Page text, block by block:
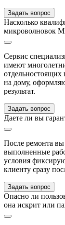
Задать вопрос
Насколько
микроволновок
Сервис
имеют
отдельностоящих
на дому,
результат.
Задать вопрос
Даете ли вы
После ремонта вы
выполненные
условия
клиенту сразу
Задать вопрос
Опасно ли
она искрит или